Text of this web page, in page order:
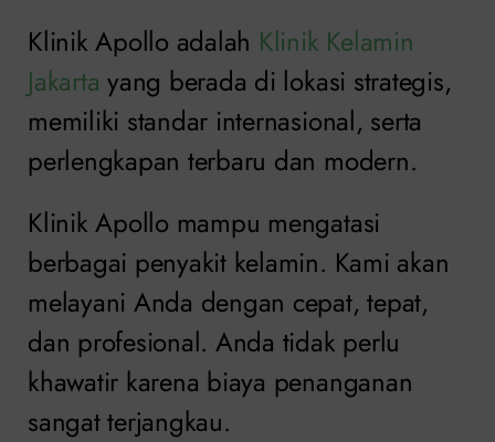
Klinik Apollo adalah Klinik Kelamin
Jakarta yang berada di lokasi strategis,
memiliki standar internasional, serta
perlengkapan terbaru dan modern.
Klinik Apollo mampu mengatasi
berbagai penyakit kelamin. Kami akan
melayani Anda dengan cepat, tepat,
dan profesional. Anda tidak perlu
khawatir karena biaya penanganan
sangat terjangkau.